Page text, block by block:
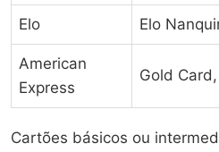
Elo Elo
American
Express
Gold
Cartões básicos ou